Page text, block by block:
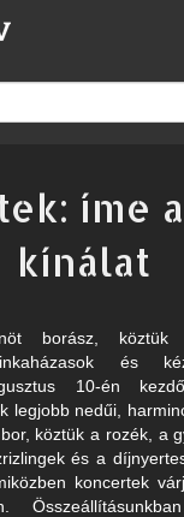
íme
kínálat
borász,
és
10-én
legjobb nedűi,
köztük a rozék, a
és a
koncertek